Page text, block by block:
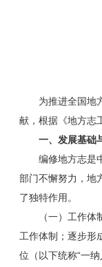
为推进全国地
献，根据《地方志
一、发展基础
编修地方志是
部门不懈努力，地
了独特作用。
（一）工作
工作体制；逐步形
位（以下统称“一纳